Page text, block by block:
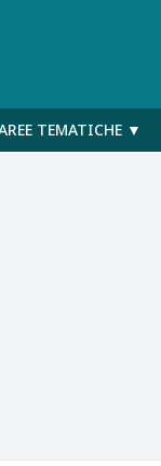
TEMATICHE ▼